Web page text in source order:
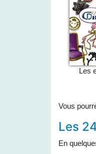
Les
Vous
Les
En